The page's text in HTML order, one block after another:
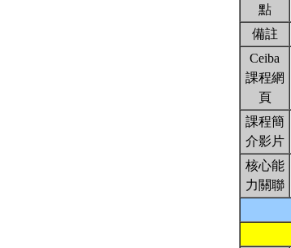
點
備註
Ceiba
課程網
頁
課程簡
介影片
核心能
力關聯